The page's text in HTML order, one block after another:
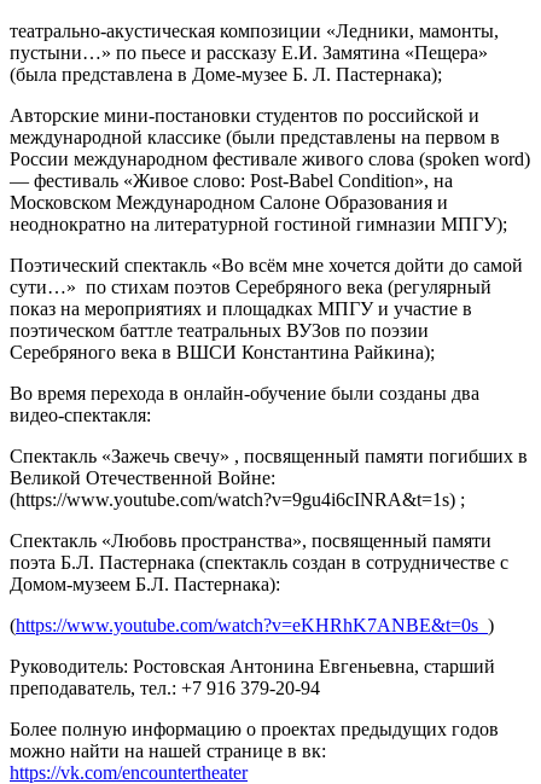
театрально-акустическая композиции «Ледники, мамонты,
пустыни…» по пьесе и рассказу Е.И. Замятина «Пещера»
(была представлена в Доме-музее Б. Л. Пастернака);
Авторские мини-постановки студентов по российской и
международной классике (были представлены на первом в
России международном фестивале живого слова (spoken word)
— фестиваль «Живое слово: Post-Babel Condition», на
Московском Международном Салоне Образования и
неоднократно на литературной гостиной гимназии МПГУ);
Поэтический спектакль «Во всём мне хочется дойти до самой
сути…» по стихам поэтов Серебряного века (регулярный
показ на мероприятиях и площадках МПГУ и участие в
поэтическом баттле театральных ВУЗов по поэзии
Серебряного века в ВШСИ Константина Райкина);
Во время перехода в онлайн-обучение были созданы два
видео-спектакля:
Спектакль «Зажечь свечу» , посвященный памяти погибших в
Великой Отечественной Войне:
(https://www.youtube.com/watch?v=9gu4i6cINRA&t=1s) ;
Спектакль «Любовь пространства», посвященный памяти
поэта Б.Л. Пастернака (спектакль создан в сотрудничестве с
Домом-музеем Б.Л. Пастернака):
(https://www.youtube.com/watch?v=eKHRhK7ANBE&t=0s_ )
Руководитель: Ростовская Антонина Евгеньевна, старший
преподаватель, тел.: +7 916 379-20-94
Более полную информацию о проектах предыдущих годов
можно найти на нашей странице в вк:
https://vk.com/encountertheater